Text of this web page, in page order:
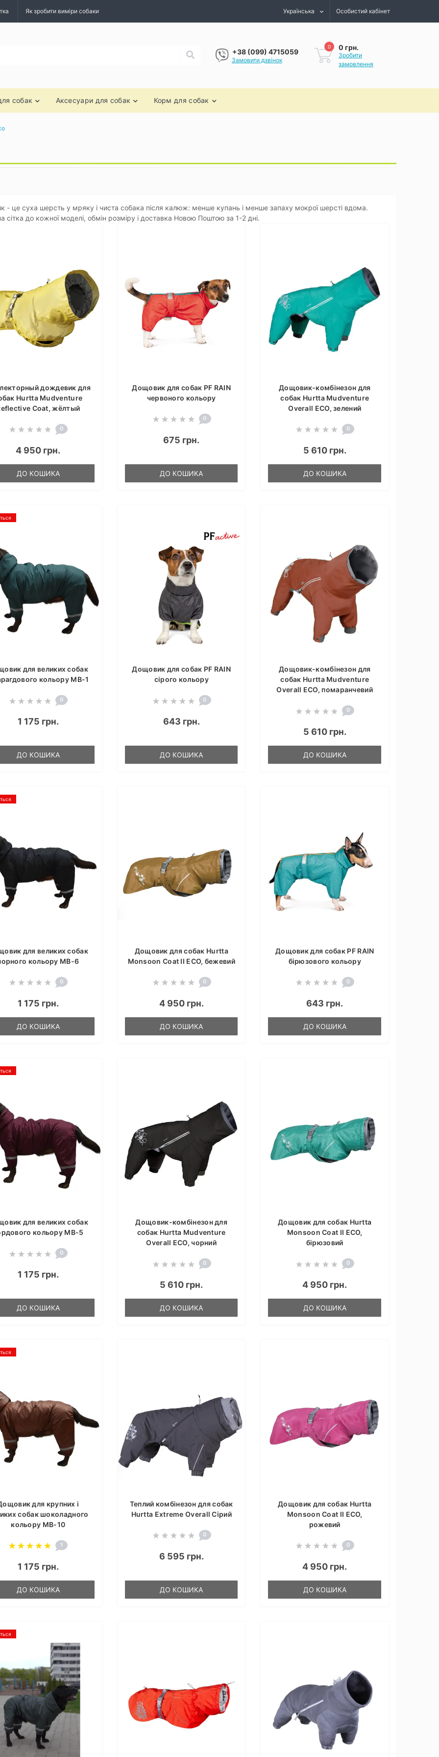
Як зробити виміри собаки Українська Особистий кабінет
+38 (099) 4715059
Замовити дзвінок
0 0 грн.
Зробити
замовлення
собак Аксесуари для собак Корм для собак
- це суха шерсть у мряку і чиста собака після калюж: менше купань і менше запаху мокрої шерсті вдома.
сітка до кожної моделі, обмін розміру і доставка Новою Поштою за 1-2 дні.
дождевик для
Hurtta Mudventure
Coat, жёлтый
0
4 950 грн.
ДО КОШИКА
Дощовик для собак PF RAIN
червоного кольору
0
675 грн.
ДО КОШИКА
Дощовик-комбінезон для
собак Hurtta Mudventure
Overall ECO, зелений
0
5 610 грн.
ДО КОШИКА
для великих собак
кольору MB-1
0
1 175 грн.
ДО КОШИКА
Дощовик для собак PF RAIN
сірого кольору
0
643 грн.
ДО КОШИКА
Дощовик-комбінезон для
собак Hurtta Mudventure
Overall ECO, помаранчевий
0
5 610 грн.
ДО КОШИКА
для великих собак
кольору MB-6
0
1 175 грн.
ДО КОШИКА
Дощовик для собак Hurtta
Monsoon Coat II ECO, бежевий
0
4 950 грн.
ДО КОШИКА
Дощовик для собак PF RAIN
бірюзового кольору
0
643 грн.
ДО КОШИКА
для великих собак
кольору MB-5
0
1 175 грн.
ДО КОШИКА
Дощовик-комбінезон для
собак Hurtta Mudventure
Overall ECO, чорний
0
5 610 грн.
ДО КОШИКА
Дощовик для собак Hurtta
Monsoon Coat II ECO,
бірюзовий
0
4 950 грн.
ДО КОШИКА
для крупних і
собак шоколадного
кольору MB-10
1
1 175 грн.
ДО КОШИКА
Теплий комбінезон для собак
Hurtta Extreme Overall Сірий
0
6 595 грн.
ДО КОШИКА
Дощовик для собак Hurtta
Monsoon Coat II ECO,
рожевий
0
4 950 грн.
ДО КОШИКА